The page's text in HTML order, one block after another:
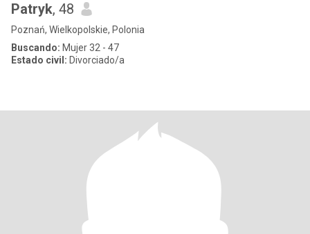
Patryk, 48
Poznań, Wielkopolskie, Polonia
Buscando: Mujer 32 - 47
Estado civil: Divorciado/a